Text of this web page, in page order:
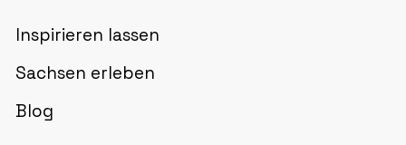
Inspirieren lassen
Sachsen erleben
Blog